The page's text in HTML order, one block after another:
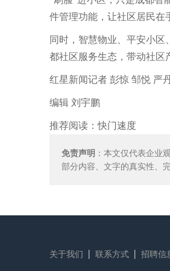
件管理功能，让社区居民在
同时，智慧物业、平安小
都社区服务生态，带动社区
红星新闻记者 彭惊 邹悦 严
编辑 刘宇鹏
推荐阅读：快门速度
免责声明 ：本文仅代表企业
部分内容、文字的真实性、
关于我们 联系方式 招聘信